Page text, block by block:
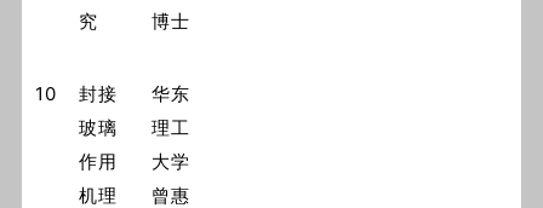
究
博士
10
封接
玻璃
作用
机理
华东
理工
大学
曾惠